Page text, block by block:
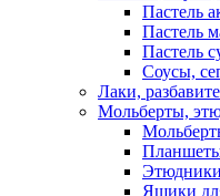
Пастель
Пастель
Пастель
Соусы,
Лаки,
Мольберты,
Этюдники
Ящики